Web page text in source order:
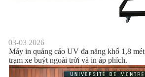
03-03 2026
Máy in quảng cáo UV đa năng khổ 1,8
trạm xe buýt ngoài trời và in áp phích.